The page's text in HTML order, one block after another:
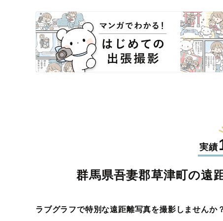
実績
群馬県吾妻郡草津町の遠
ラブグラフで特別な遠距離写真を撮影しませんか